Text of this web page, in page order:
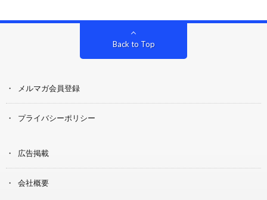
Back to Top
メルマガ会員登録
プライバシーポリシー
広告掲載
会社概要